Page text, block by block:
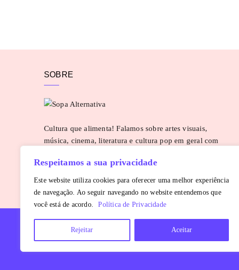
Respeitamos a sua privacidade
Este website utiliza cookies para oferecer uma melhor experiência
de navegação. Ao seguir navegando no website entendemos que
você está de acordo.
Política de Privacidade
Rejeitar Aceitar
SOBRE
Cultura que alimenta! Falamos sobre artes visuais,
música, cinema, literatura e cultura pop em geral com
contato@sopaalternativa.com.br
SAIBA MAIS
É proibida a reprodução, total ou parcial, do conteúdo sem autorização prévia